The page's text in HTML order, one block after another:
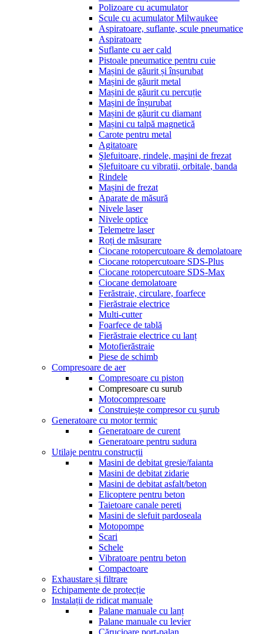
Polizoare cu acumulator
Scule cu acumulator Milwaukee
Aspiratoare, suflante, scule pneumatice
Aspiratoare
Suflante cu aer cald
Pistoale pneumatice pentru cuie
Mașini de găurit și înșurubat
Mașini de găurit metal
Mașini de găurit cu percuție
Mașini de înșurubat
Mașini de găurit cu diamant
Mașini cu talpă magnetică
Carote pentru metal
Agitatoare
Şlefuitoare, rindele, maşini de frezat
Șlefuitoare cu vibratii, orbitale, banda
Rindele
Mașini de frezat
Aparate de măsură
Nivele laser
Nivele optice
Telemetre laser
Roți de măsurare
Ciocane rotopercutoare & demolatoare
Ciocane rotopercutoare SDS-Plus
Ciocane rotopercutoare SDS-Max
Ciocane demolatoare
Ferăstraie, circulare, foarfece
Fierăstraie electrice
Multi-cutter
Foarfece de tablă
Fierăstraie electrice cu lanț
Motofierăstraie
Piese de schimb
Compresoare de aer
Compresoare cu piston
Compresoare cu surub
Motocompresoare
Construiește compresor cu șurub
Generatoare cu motor termic
Generatoare de curent
Generatoare pentru sudura
Utilaje pentru construcții
Masini de debitat gresie/faianta
Masini de debitat zidarie
Masini de debitat asfalt/beton
Elicoptere pentru beton
Taietoare canale pereti
Masini de slefuit pardoseala
Motopompe
Scari
Schele
Vibratoare pentru beton
Compactoare
Exhaustare și filtrare
Echipamente de protecție
Instalații de ridicat manuale
Palane manuale cu lanț
Palane manuale cu levier
Cărucioare port-palan